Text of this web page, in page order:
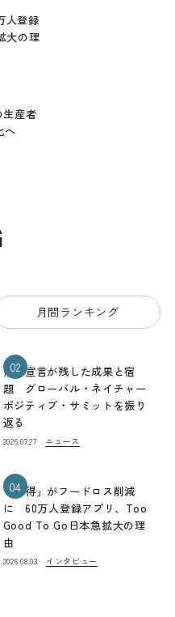
人登録
大の理
生産者
へ
月間ランキング
02
熊本宣言が残した成果と宿
題 グローバル・ネイチャー
ポジティブ・サミットを振り
返る
2026.07.27 ニュース
04
「お得」がフードロス削減
に 60万人登録アプリ、Too
Good To Go日本急拡大の理
由
2026.08.03 インタビュー